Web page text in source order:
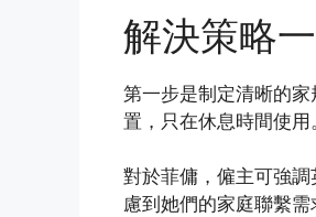
解決策略
第一步是制定清晰的
置，只在休息時間使用
對於菲傭，僱主可強
慮到她們的家庭聯繫